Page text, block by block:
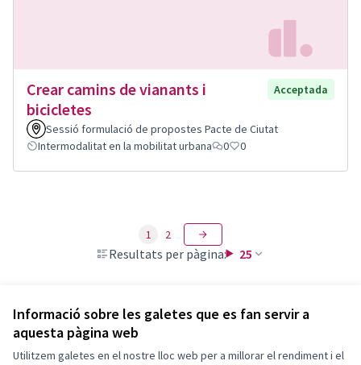
Informació sobre les galetes que es fan servir a
aquesta pàgina web
Utilitzem galetes en el nostre lloc web per a millorar el rendiment i el
Crear camins de vianants i
bicicletes
Acceptada
Sessió formulació de propostes Pacte de Ciutat
Intermodalitat en la mobilitat urbana
0 0
Resultats per pàgina: 25
1 2
Termes i condicions d'ús
Configuració de les galetes